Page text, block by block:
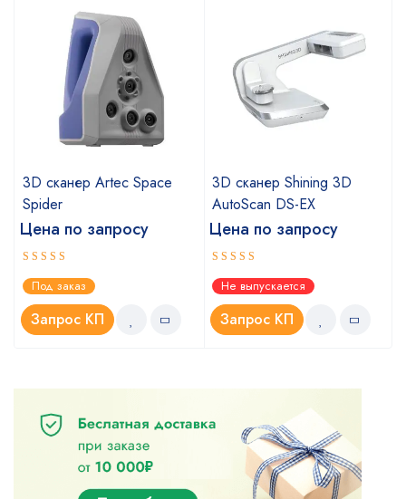
3D сканер Artec Space
Spider
Цена по запросу
Оценка
5.00из 5
Под заказ
Запрос КП
3D сканер Shining 3D
AutoScan DS-EX
Цена по запросу
Оценка
4.67из 5
Не выпускается
Запрос КП